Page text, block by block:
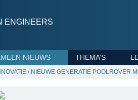
ENGINEERS
NIEUWS THEMA’S
/ NIEUWE GENERATIE POOLROVER